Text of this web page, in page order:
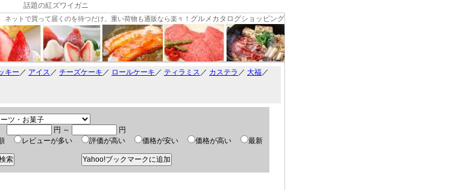
話題の紅ズワイガニ
ネットで買って届くのを待つだけ。重い荷物も通販なら楽々！ グルメカタログショッピング
キー ／ アイス ／ チーズケーキ ／ ロールケーキ ／ ティラミス ／ カステラ ／ 大福／
円 ～
円
レビューが多い 評価が高い 価格が安い 価格が高い 最新